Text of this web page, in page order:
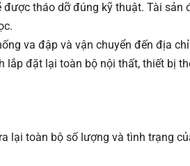
tháo dỡ đúng kỹ thuật. Tài
va đập và vận chuyển đến địa
đặt lại toàn bộ nội thất, thiết bị
lại toàn bộ số lượng và tình trạng